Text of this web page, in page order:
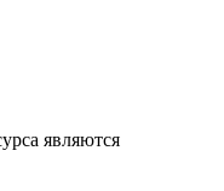
являются